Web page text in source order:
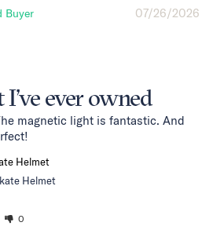
07/26/2026
ever owned
magnetic light is fantastic. And
Helmet
Helmet
0